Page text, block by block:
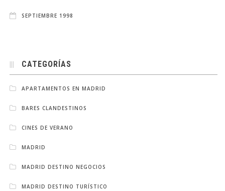
SEPTIEMBRE 1998
CATEGORÍAS
APARTAMENTOS EN MADRID
BARES CLANDESTINOS
CINES DE VERANO
MADRID
MADRID DESTINO NEGOCIOS
MADRID DESTINO TURÍSTICO